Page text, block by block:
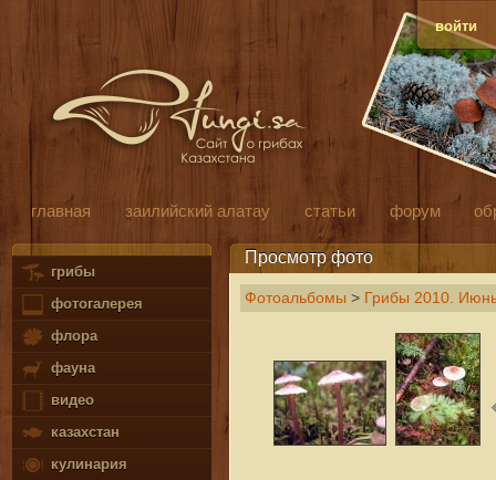
войти
главная заилийский алатау статьи форум
грибы
фотогалерея
флора
фауна
видео
казахстан
кулинария
Просмотр фото
Фотоальбомы > Грибы 2010.